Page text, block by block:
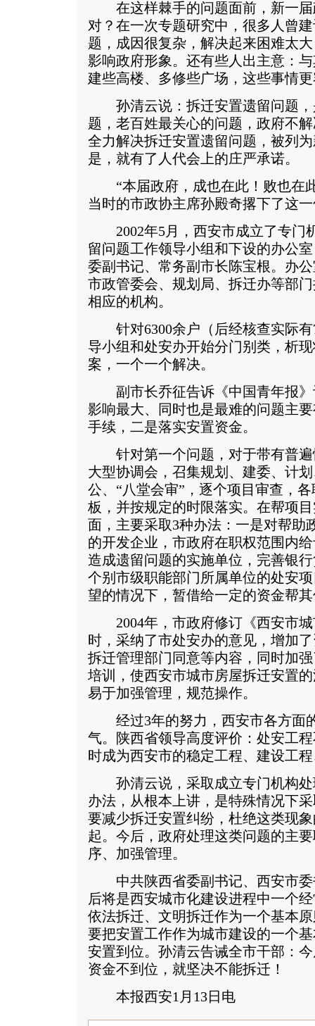
在这样棘手的问题面前，新一届
对？在一次专题研究中，很多人曾
题，成因很复杂，解决起来困难太
影响政府形象。还有些人出主意：
建些高楼、多修些广场，这些事情
孙清云说：拆迁安置遗留问题，
题，老百姓最关心的问题，政府不
全力解决拆迁安置遗留问题，被列
是，就有了人代会上的庄严承诺。
“本届政府，成也在此！败也在
当时的市政协主席孙殿奇撂下了这
2002年5月，西安市成立了专门
留问题工作领导小组和下设的办公
委副书记、常务副市长陈宝根。办
市政管委会、规划局、拆迁办等部
相应的机构。
针对6300余户（后经核查实际有
导小组和处安办开始分门别类，析
案，一个一个解决。
副市长乔征告诉《中国青年报》
影响最大、同时也是最难的问题主
手续，二是落实安置资金。
针对第一个问题，对于带有普遍
大型协调会，召集规划、建委、计
公、“八堂会审”，逐个项目审查，
板，并按规定的时限落实。在帮项
面，主要采取3种办法：一是对帮助
的开发企业，市政府在职权范围内
造成遗留问题的实施单位，完善银
个别市级职能部门所属单位的处安
望的情况下，暂借给一定的资金帮
2004年，市政府修订《西安市城
时，采纳了市处安办的意见，增加
拆迁管理部门同意等内容，同时加
培训，使西安市城市房屋拆迁安置
易于加强管理，规范操作。
经过3年的努力，西安市各方面
气。陕西省领导高度评价：处安工
时成为西安市的稳定工程、建设工
孙清云说，采取成立专门机构处
办法，从根本上讲，是特殊情况下
要减少拆迁安置纠纷，杜绝这类现
起。今后，政府处理这类问题的主
序、加强管理。
中共陕西省委副书记、西安市委
后将是西安城市化建设进程中一个
依法拆迁、文明拆迁作为一个基本
要把安置工作作为城市建设的一个
安置到位。孙清云告诫全市干部：
资金不到位，就坚决不能拆迁！
本报西安1月13日电